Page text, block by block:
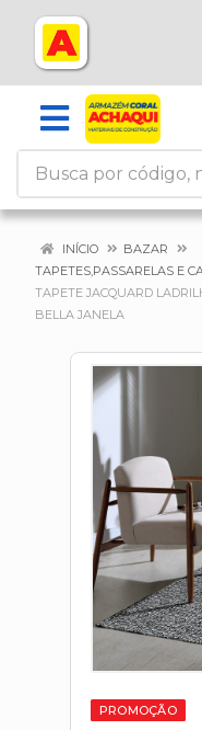
INÍCIO
BAZAR
TAPETES,PASSARELAS E
TAPETE JACQUARD
BELLA JANELA
PROMOÇÃO